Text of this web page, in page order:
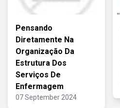
Pensando
Diretamente Na
Organização Da
Estrutura Dos
Serviços De
Enfermagem
07 September 2024